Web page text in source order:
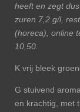
heeft en zegt
zuren 7,2 g/l,
(horeca), online
10,50.
K vrij bleek
G stuivend
en krachtig, met